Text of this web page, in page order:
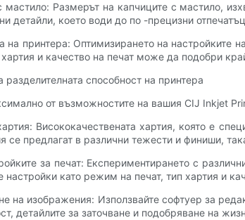
Размерът на капчиците с мастило,
детайли, което води до по -прецизни
принтера: Оптимизирането на настройките
и качество на печат може да подобри
разделителната способност на принтера
от възможностите на вашия CIJ Inkjet
Висококачествената хартия, която е
се предлагат в различни тежести и финиши,
за печат: Експериментирането с
настройки като режим на печат, тип хартия и
на изображения: Използвайте софтуер за
детайлите за заточване и подобряване на